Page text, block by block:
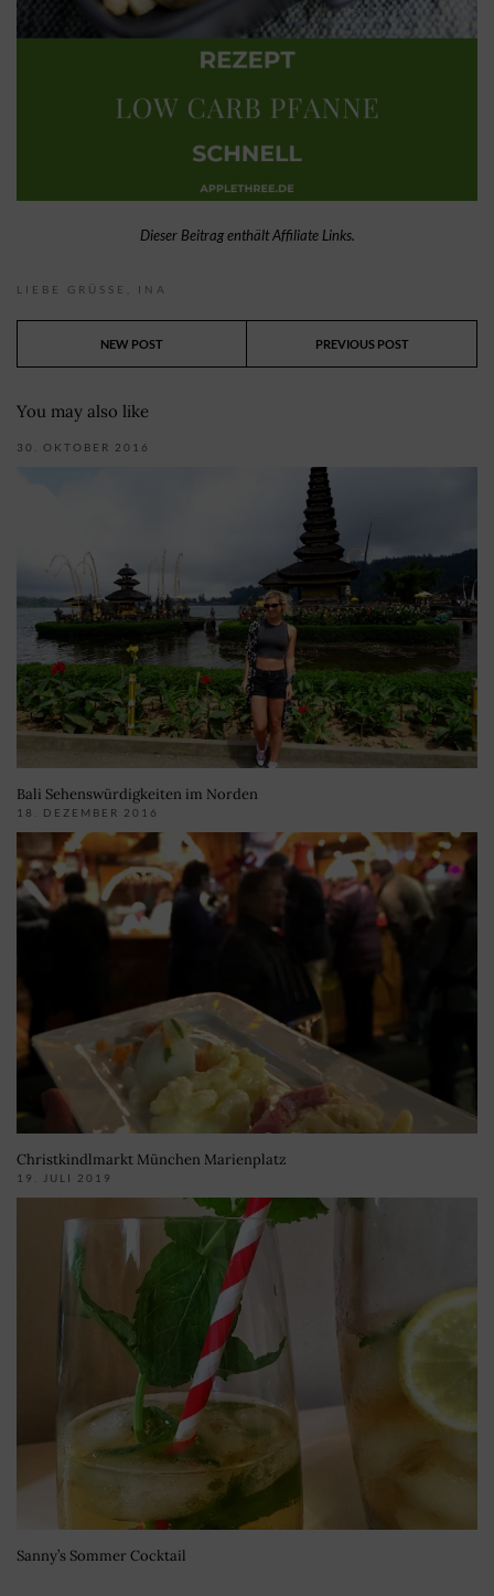
Dieser Beitrag enthält Affiliate Links.
LIEBE GRÜSSE, INA
NEW POST PREVIOUS POST
You may also like
30. OKTOBER 2016
Bali Sehenswürdigkeiten im Norden
18. DEZEMBER 2016
Christkindlmarkt München Marienplatz
19. JULI 2019
Sanny’s Sommer Cocktail